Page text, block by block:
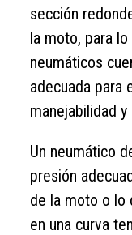
sección
la moto, para
neumáticos
adecuada para
manejabilidad
Un neumático
presión
de la moto o lo
en una curva